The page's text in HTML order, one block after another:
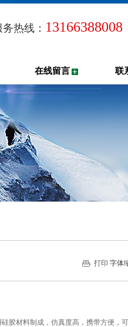
热线： 13166388008
在线留言 联
打印 字体
胶材料制成，仿真度高，携带方便，